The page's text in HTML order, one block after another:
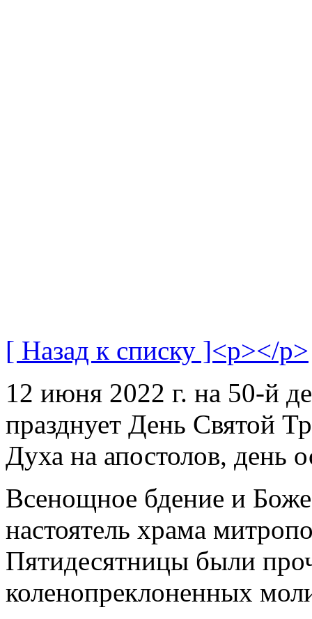
[ Назад к списку ]<p></p>
12 июня 2022 г. на 50-й
празднует День Святой
Духа на апостолов, день
Всенощное бдение и
настоятель храма
Пятидесятницы были
коленопреклоненных